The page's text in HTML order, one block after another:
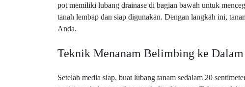
pot memiliki lubang drainase di bagian bawah untuk
tanah lembap dan siap digunakan. Dengan langkah ini,
Anda.
Teknik Menanam Belimbing ke
Setelah media siap, buat lubang tanam sedalam 20